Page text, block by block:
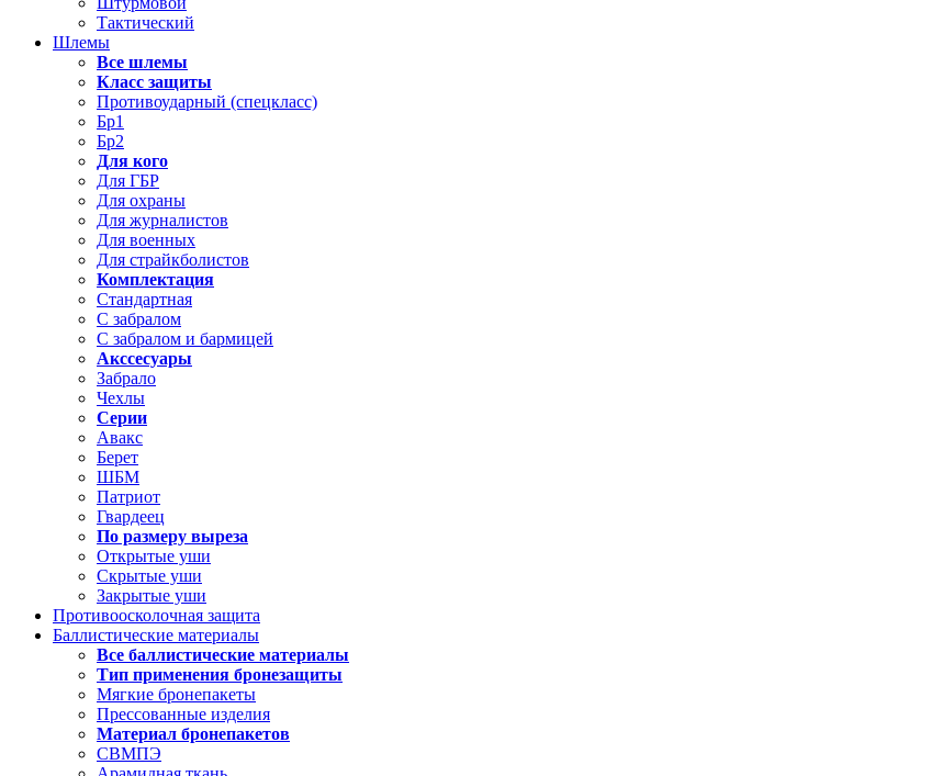
Тактический
Шлемы
Все шлемы
Класс защиты
Противоударный (спецкласс)
Бр1
Бр2
Для кого
Для ГБР
Для охраны
Для журналистов
Для военных
Для страйкболистов
Комплектация
Стандартная
С забралом
С забралом и бармицей
Акссесуары
Забрало
Чехлы
Серии
Авакс
Берет
ШБМ
Патриот
Гвардеец
По размеру выреза
Открытые уши
Скрытые уши
Закрытые уши
Противоосколочная защита
Баллистические материалы
Все баллистические материалы
Тип применения бронезащиты
Мягкие бронепакеты
Прессованные изделия
Материал бронепакетов
СВМПЭ